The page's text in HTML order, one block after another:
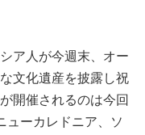
ア人が今週末、オー
文化遺産を披露し祝
開催されるのは今回
ューカレドニア、ソ